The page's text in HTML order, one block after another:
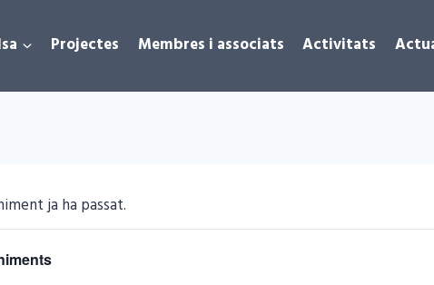
Projectes Membres i associats Activitats
ja ha passat.